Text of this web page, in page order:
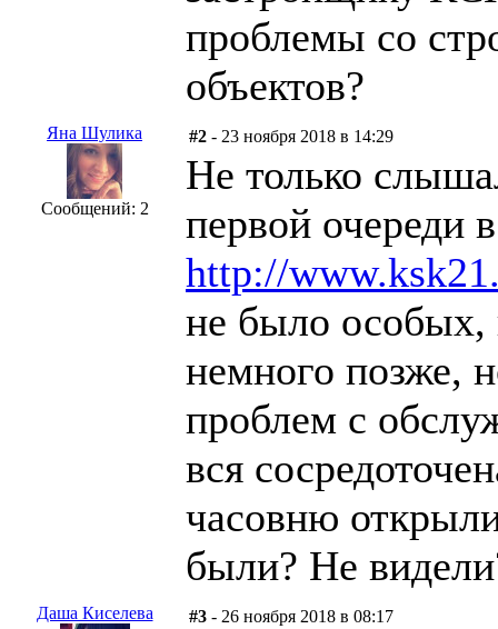
проблемы со
объектов?
Яна Шулика
Сообщений: 2
#2 - 23 ноября 2018 в 14:29
Не только
первой очереди
http://
не было особых,
немного позже,
проблем с
вся
часовню
были? Не
Даша Киселева #3 - 26 ноября 2018 в 08:17